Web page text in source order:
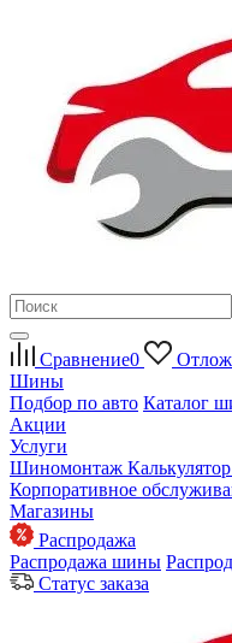
Сравнение0
Шины
Подбор по авто Каталог
Акции
Услуги
Шиномонтаж
Корпоративное
Магазины
Распродажа
Распродажа шины
Статус заказа